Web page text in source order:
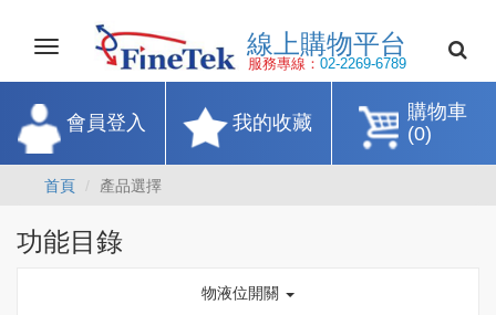
Toggle
navigation
線上購物平
服務專線：02-2269-
購物車
(0)
我的收藏
會員登入
首頁 產品選擇
功能目錄
物液位開關